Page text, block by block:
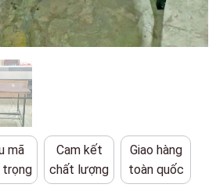
mã
trọng
Cam kết
chất lượng
Giao hàng
toàn quốc